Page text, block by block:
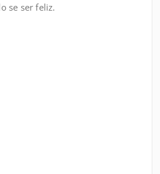
se ser feliz.